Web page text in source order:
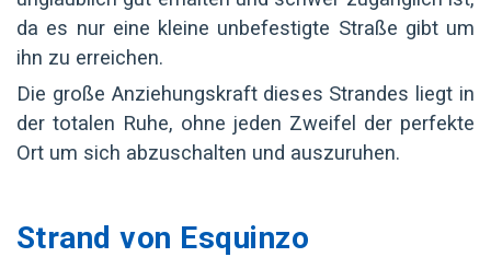
da es nur eine kleine unbefestigte Straße gibt um
ihn zu erreichen.
Die große Anziehungskraft dieses Strandes liegt in
der totalen Ruhe, ohne jeden Zweifel der perfekte
Ort um sich abzuschalten und auszuruhen.
Strand von Esquinzo